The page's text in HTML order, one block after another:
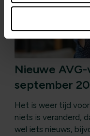
Nieuwe
september
Het is weer tijd
niets is veranderd,
wel iets nieuws,